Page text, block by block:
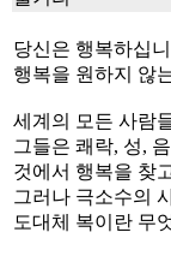
당신은 행복하십
행복을 원하지 않
세계의 모든 사람
그들은 쾌락, 성,
것에서 행복을 찾
그러나 극소수의
도대체 복이란 무